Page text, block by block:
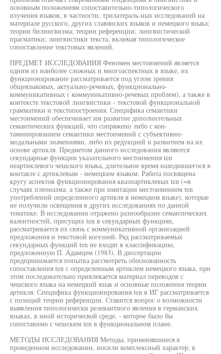
основным положениям сопоставительно-типологического
изучения языков, в частности, трилатераль-ных исследований на
материале русского, других славянских языков и немецкого языка;
теории билингвизма; теории референции; лингвистической
прагматики; лингвистики текста, включая типологическое
сопоставление текстовых явлений.
ПРЕДМЕТ ИССЛЕДОВАНИЯ Феномен местоимений является
одним из наиболее сложных и многоаспектных в языке, их
функционирование рассматривается под углом зрения
общеязыковых, актуально-речевых, функционально-
коммуникативных ( коммуникативно-речевых проблем), а также в
контексте текстовой лингвистики - текстовой функциональной
грамматики и текстопостроения. Специфика семантики
местоимений обеспечивает им развитие дополнительных
семантических функций, что сопряжено либо с кон-
таминированием семантики местоимений с субъективно-
модальными значениями, либо их редукцией и развитием на их
основе артикля. Предметом данного исследования являются
секундарные функции указательного местоимения ten
неартиклевого чешского языка, длительное время находившегося в
контакте с артиклевым - немецким языком. Работа посвящена
кругу аспектов функционирования квазиартиклевых ten (=в
случаях плеоназма, а также при имитации местоимением ten
употреблений определенного артикля в немецком языке), которые
не получили освещения в других исследованиях по данной
тематике. В исследовании отражено разнообразие семантических
валентностей, присущих ten в секундарных функциях,
рассматривается их связь с коммуникативной организацией
предложения и текстовой когезией. Ряд рассматриваемых
секундарных функций ten не входят в классификацию,
предложенную П. Адамцем (1983). В диссертации
предпринимается попытка рассмотреть обоснованность
сопоставления ten с определенным артиклем немецкого языка, при
этом последовательно привлекается материал переводов с
чешского языка на немецкий язык и основные положения теории
артикля. Специфика функционирования ten в ИГ рассматривается
с позиций теории референции. Ставится вопрос о возможности
выявления типологически релевантного явления в германских
языках, в иной исторической среде, - которое было бы
сопоставимо с чешским ten в функциональном плане.
МЕТОДЫ ИССЛЕДОВАНИЯ Методы, применявшиеся в
проведенном исследовании, носили комплексный характер; в